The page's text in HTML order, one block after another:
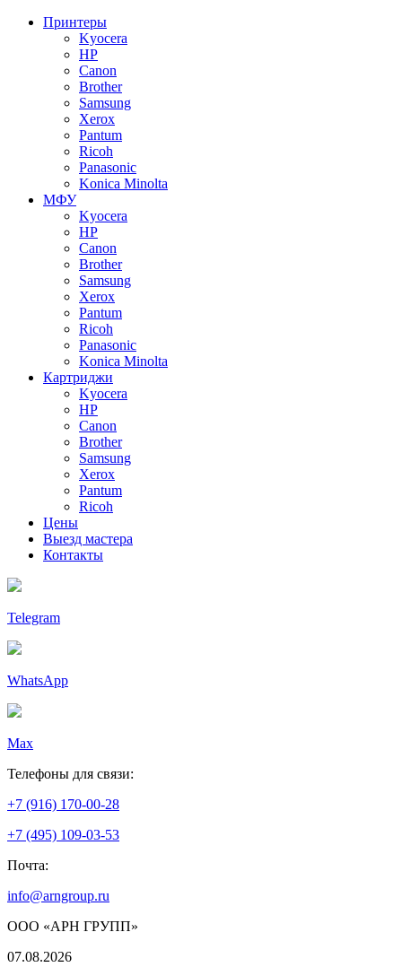
Принтеры
Kyocera
HP
Canon
Brother
Samsung
Xerox
Pantum
Ricoh
Panasonic
Konica Minolta
МФУ
Kyocera
HP
Canon
Brother
Samsung
Xerox
Pantum
Ricoh
Panasonic
Konica Minolta
Картриджи
Kyocera
HP
Canon
Brother
Samsung
Xerox
Pantum
Ricoh
Цены
Выезд мастера
Контакты
Telegram
WhatsApp
Max
Телефоны для связи:
+7 (916) 170-00-28
+7 (495) 109-03-53
Почта:
info@arngroup.ru
ООО «АРН ГРУПП»
07.08.2026